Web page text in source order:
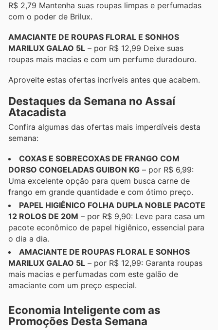
R$ 2,79 Mantenha suas roupas limpas e perfumadas
com o poder de Brilux.
AMACIANTE DE ROUPAS FLORAL E SONHOS
MARILUX GALAO 5L – por R$ 12,99 Deixe suas
roupas mais macias e com um perfume duradouro.
Aproveite estas ofertas incríveis antes que acabem.
Destaques da Semana no Assaí
Atacadista
Confira algumas das ofertas mais imperdíveis desta
semana:
COXAS E SOBRECOXAS DE FRANGO COM
DORSO CONGELADAS GUIBON KG – por R$ 6,99:
Uma excelente opção para quem busca carne de
frango em grande quantidade e com ótimo preço.
PAPEL HIGIÊNICO FOLHA DUPLA NOBLE PACOTE
12 ROLOS DE 20M – por R$ 9,90: Leve para casa um
pacote econômico de papel higiênico, essencial para
o dia a dia.
AMACIANTE DE ROUPAS FLORAL E SONHOS
MARILUX GALAO 5L – por R$ 12,99: Garanta roupas
mais macias e perfumadas com este galão de
amaciante com um preço especial.
Economia Inteligente com as
Promoções Desta Semana